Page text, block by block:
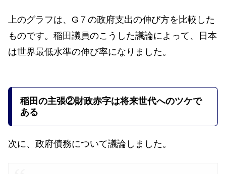
上のグラフは、G７の政府支出の伸び方を比較した
ものです。稲田議員のこうした議論によって、日本
は世界最低水準の伸び率になりました。
稲田の主張②財政赤字は将来世代へのツケで
ある
次に、政府債務について議論しました。